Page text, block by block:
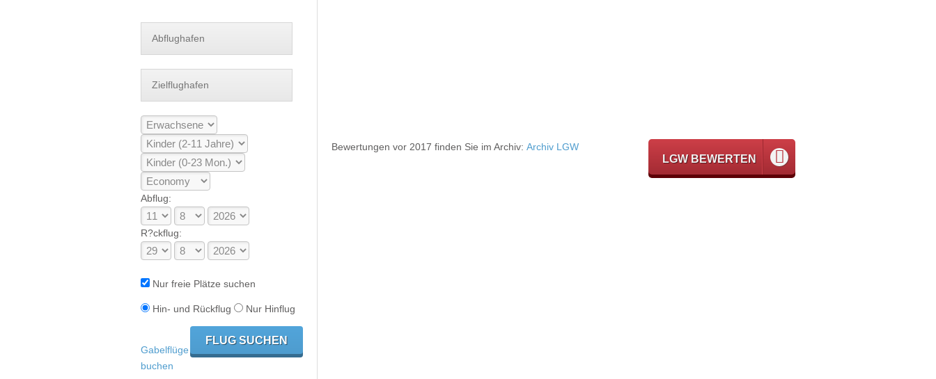
Bewertungen vor 2017 finden Sie im Archiv:Archiv LGW
LGW BEWERTEN
Abflug:
R?ckflug:
Nur freie Plätze suchen
Hin- und Rückflug Nur Hinflug
Gabelflüge
buchen